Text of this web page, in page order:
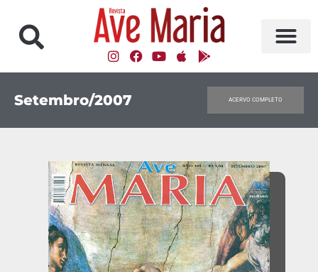
Setembro/2007 ACERVO COMPLETO